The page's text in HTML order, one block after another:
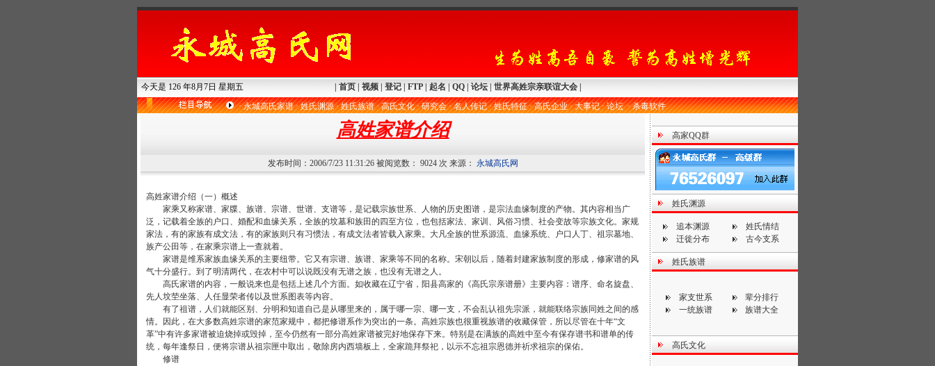
今天是 126 年8月7日 星期五 首页 视频 登记 FTP 起名 QQ 论坛 世界高姓宗亲联谊大会
· 永城高氏家谱 · 姓氏渊源 · 姓氏族谱 · 高氏文化 · 研究会 · 名人传记 · 姓氏特征 · 高氏企业 · 大事记 · 论坛 · 杀毒软件
高姓家谱介绍
发布时间：2006/7/23 11:31:26 被阅览数： 9024 次 来源： 永城高氏网
高姓家谱介绍（一）概述
家乘又称家谱、家牒、族谱、宗谱、世谱、支谱等，是记载宗族世系、人物的历史图谱，是宗法血缘制度的产物。其内容相当广
泛，记载着全族的户口、婚配和血缘关系，全族的坟墓和族田的四至方位，也包括家法、家训、风俗习惯、社会变故等宗族文化。家规
家法，有的家族有成文法，有的家族则只有习惯法，有成文法者皆载入家乘。大凡全族的世系源流、血缘系统、户口人丁、祖宗墓地、
族产公田等，在家乘宗谱上一查就着。
家谱是维系家族血缘关系的主要纽带。它又有宗谱、族谱、家乘等不同的名称。宋朝以后，随着封建家族制度的形成，修家谱的风
气十分盛行。到了明清两代，在农村中可以说既没有无谱之族，也没有无谱之人。
高氏家谱的内容，一般说来也是包括上述几个方面。如收藏在辽宁省，阳县高家的《高氏宗亲谱册》主要内容：谱序、命名旋盘、
先人坟茔坐落、人任显荣者传以及世系图表等内容。
有了祖谱，人们就能区别、分明和知道自己是从哪里来的，属于哪一宗、哪一支，不会乱认祖先宗派，就能联络宗族同姓之间的感
情。因此，在大多数高姓宗谱的家范家规中，都把修谱系作为突出的一条。高姓宗族也很重视族谱的收藏保管，所以尽管在十年“文
革”中有许多家谱被迫烧掉或毁掉，至今仍然有一部分高姓家谱被完好地保存下来。特别是在满族的高姓中至今有保存谱书和谱单的传
统，每年逢祭日，便将宗谱从祖宗匣中取出，敬除房内西墙板上，全家跪拜祭祀，以示不忘祖宗恩德并祈求祖宗的保佑。
修谱
高家QQ群
姓氏渊源
追本渊源
姓氏情结
迁徙分布
古今支系
姓氏族谱
家支世系
辈分排行
一统族谱
族谱大全
高氏文化